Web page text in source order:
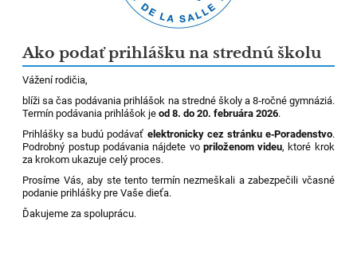
Ako podať prihlášku na strednú školu
Vážení rodičia,
blíži sa čas podávania prihlášok na stredné školy a 8‑ročné gymnáziá.
Termín podávania prihlášok jeod 8. do 20. februára 2026.
Prihlášky sa budú podávať elektronicky cez stránku e‑Poradenstvo.
Podrobný postup podávania nájdete vo priloženom videu, ktoré krok
za krokom ukazuje celý proces.
Prosíme Vás, aby ste tento termín nezmeškali a zabezpečili včasné
podanie prihlášky pre Vaše dieťa.
Ďakujeme za spoluprácu.